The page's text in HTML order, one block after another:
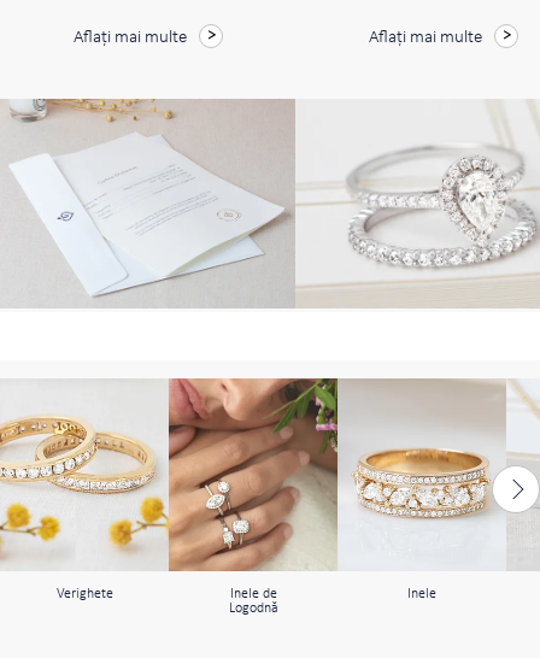
Aflați mai multe Aflați mai multe
Verighete
Inele de
Logodnă
Inele